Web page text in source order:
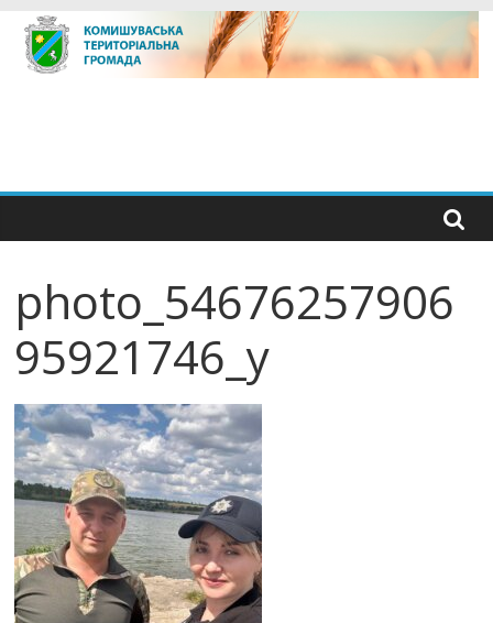
Skip
content
photo_54676257906
95921746_y